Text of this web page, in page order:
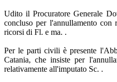
Udito il Procuratore Generale
concluso per l'annullamento
ricorsi di Fl. e ma. .
Per le parti civili è presente
Catania, che insiste per
relativamente all'imputato Sc. .